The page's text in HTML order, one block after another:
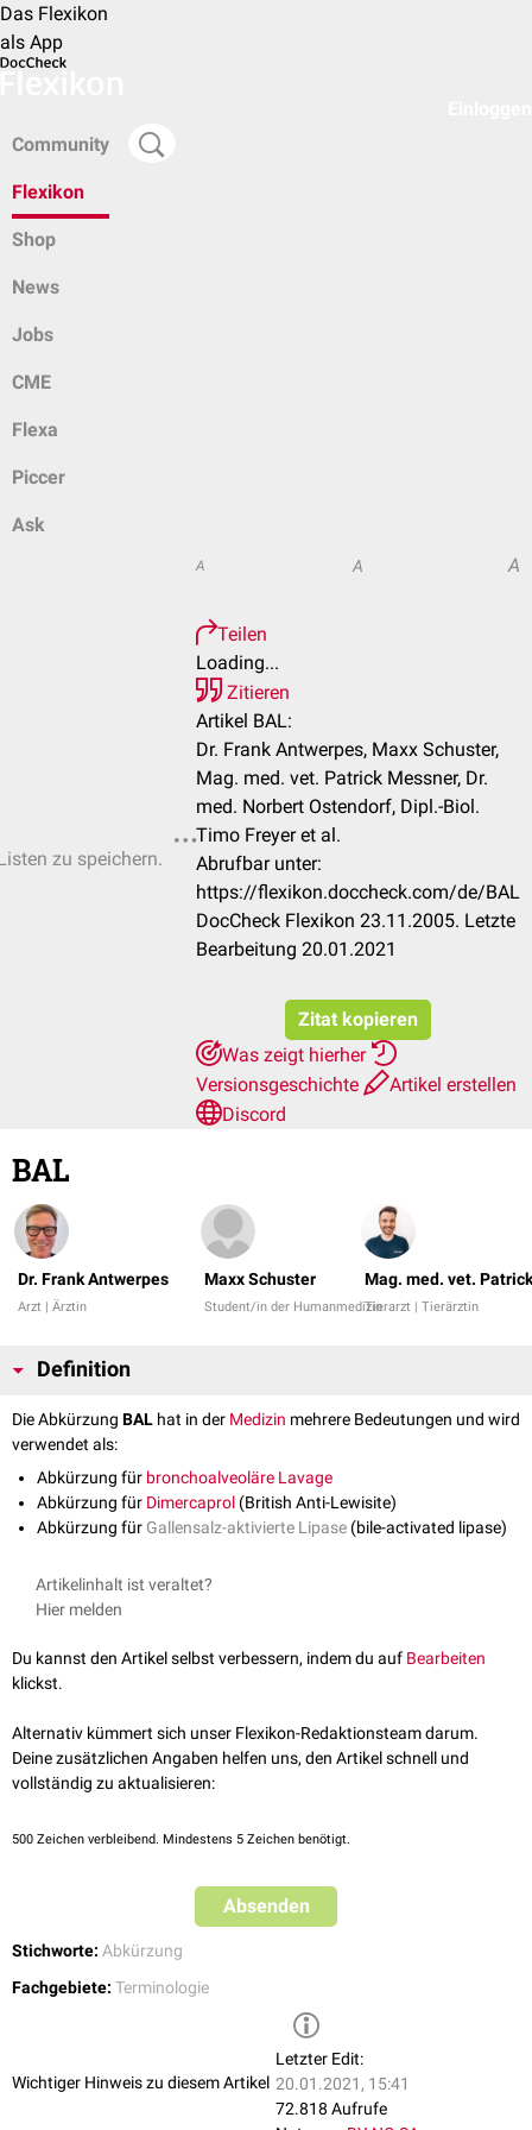
Das Flexikon
als App
Community
Flexikon
Shop
News
Jobs
CME
Flexa
Piccer
Ask
zu speichern.
A A A
Teilen
Loading...
Zitieren
Artikel BAL:
Dr. Frank Antwerpes, Maxx Schuster,
Mag. med. vet. Patrick Messner, Dr.
med. Norbert Ostendorf, Dipl.-Biol.
Timo Freyer et al.
Abrufbar unter:
https://flexikon.doccheck.com/de/BAL
DocCheck Flexikon 23.11.2005. Letzte
Bearbeitung 20.01.2021
Zitat kopieren
Was zeigt hierher
Versionsgeschichte
Artikel erstellen
Discord
BAL
Dr. Frank Antwerpes
Arzt | Ärztin
Maxx Schuster
Student/in der Humanmedizin
Mag. med. vet.
Tierarzt | Tierärztin
Definition
Die Abkürzung BAL hat in der Medizin mehrere Bedeutungen und wird
verwendet als:
Abkürzung für bronchoalveoläre Lavage
Abkürzung für Dimercaprol (British Anti-Lewisite)
Abkürzung für Gallensalz-aktivierte Lipase (bile-activated lipase)
Artikelinhalt ist veraltet?
Hier melden
Du kannst den Artikel selbst verbessern, indem du auf Bearbeiten
klickst.
Alternativ kümmert sich unser Flexikon-Redaktionsteam darum.
Deine zusätzlichen Angaben helfen uns, den Artikel schnell und
vollständig zu aktualisieren:
500 Zeichen verbleibend. Mindestens 5 Zeichen benötigt.
Absenden
Stichworte: Abkürzung
Fachgebiete: Terminologie
Wichtiger Hinweis zu diesem Artikel
Letzter Edit:
20.01.2021, 15:41
72.818 Aufrufe